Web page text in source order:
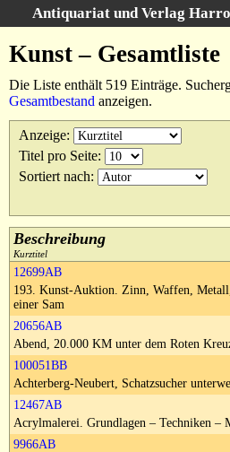
Antiquariat und Verlag
Unsere Bücher
Suche
Gebiete
Suchergebnisse
Warenkorb
Kataloge
Über uns
AGB
Widerruf
Datenschutz
Versand&Zahlung
Impressum
Kunst – Gesamtliste
Die Liste enthält 519 Einträge.
Gesamtbestand anzeigen.
Anzeige:
Titel pro Seite:
Sortiert nach:
Beschreibung
Kurztitel
12699AB
193. Kunst-Auktion. Zinn, Waffen,
einer Sam
20656AB
Abend, 20.000 KM unter dem Roten
100051BB
Achterberg-Neubert, Schatzsucher
12467AB
Acrylmalerei. Grundlagen – Techniken –
9966AB